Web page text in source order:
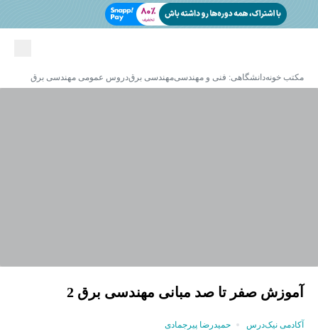
مکتب خونهدانشگاهی: فنی و مهندسیمهندسی برقدروس عمومی مهندسی برق
آموزش صفر تا صد مبانی مهندسی برق 2
آکادمی نیک‌درس حمیدرضا پیرجمادی